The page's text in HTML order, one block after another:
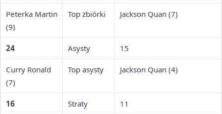
Peterka Martin
(9)
Top zbiórki Jackson Quan (7)
24 Asysty 15
Curry Ronald
(7)
Top asysty Jackson Quan (4)
16 Straty 11